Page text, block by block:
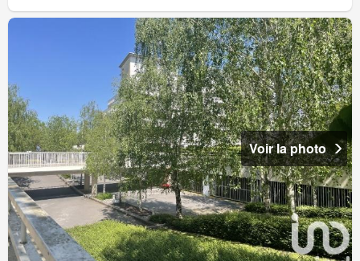
Voir la photo